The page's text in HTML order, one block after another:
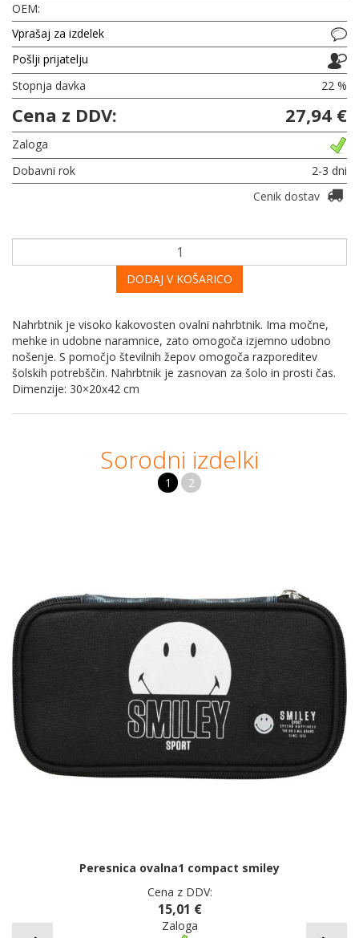
OEM:
Vprašaj za izdelek
Pošlji prijatelju
Stopnja davka
22 %
Cena z DDV: 27,94 €
Zaloga
Dobavni rok
2-3 dni
Cenik dostav
DODAJ V KOŠARICO
Nahrbtnik je visoko kakovosten ovalni nahrbtnik. Ima močne,
mehke in udobne naramnice, zato omogoča izjemno udobno
nošenje. S pomočjo številnih žepov omogoča razporeditev
šolskih potrebščin. Nahrbtnik je zasnovan za šolo in prosti čas.
Dimenzije: 30×20x42 cm
Sorodni izdelki
1 2
Peresnica ovalna1 compact smiley
Cena z DDV:
15,01 €
Zaloga